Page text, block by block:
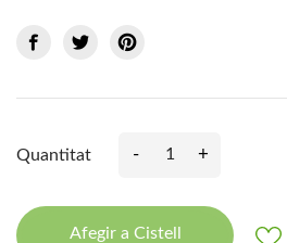
Quantitat - +
Afegir a Cistell